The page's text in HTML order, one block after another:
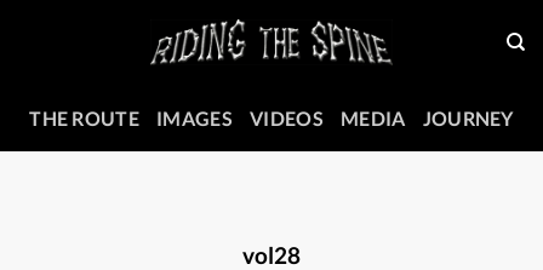
THE ROUTE
IMAGES VIDEOS MEDIA JOURNEY
vol28